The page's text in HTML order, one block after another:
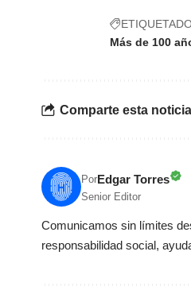
Más de 100
Comparte esta noticia
PorEdgar Torres
Senior Editor
Comunicamos sin límites
responsabilidad social,